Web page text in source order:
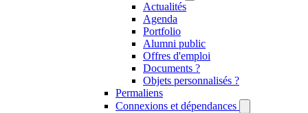
Actualités
Agenda
Portfolio
Alumni public
Offres d'emploi
Documents ?
Objets personnalisés ?
Permaliens
Connexions et dépendances